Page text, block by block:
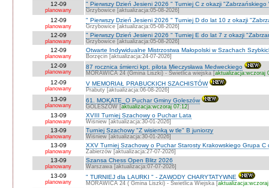
12-09
planowany
" Pierwszy Dzień Jesieni 2026 " Turniej C z okazji "Zabrzańskiego
Grzybowice [aktualizacja:05-08-2026]
12-09
planowany
" Pierwszy Dzień Jesieni 2026 " Turniej D do lat 10 z okazji
Grzybowice [aktualizacja:05-08-2026]
12-09
planowany
" Pierwszy Dzień Jesieni 2026 " Turniej E do lat 7 z okazji
Grzybowice [aktualizacja:05-08-2026]
12-09
planowany
Otwarte Indywidualne Mistrzostwa Małopolski w Szachach
Borzęcin [aktualizacja:24-07-2026]
12-09
planowany
87 rocznica śmierci kpt. pilota Mieczysława Medweckiego
MORAWICA 24 (Gmina Liszki) - Świetlica wiejska [aktualizacja:wczoraj
12-09
planowany
V MEMORIAŁ PRABUCKICH SZACHISTÓW
Prabuty [aktualizacja:06-08-2026]
13-09
planowany
61. MOKATE_O Puchar Gminy Goleszów
GOLESZÓW [aktualizacja:wczoraj 07:12]
13-09
planowany
XVIII Turniej Szachowy o Puchar Lata
Wiśniew [aktualizacja:30-01-2026]
13-09
planowany
Turniej Szachowy "Z wisienką w tle" B juniorzy
Wiśniew [aktualizacja:30-01-2026]
13-09
planowany
XXV Turniej Szachowy o Puchar Starosty Krakowskiego Grupa C
Zabierzów [aktualizacja:27-07-2026]
13-09
planowany
Szansa Chess Open Blitz 2026
Warszawa [aktualizacja:07-07-2026]
13-09
planowany
" TURNIEJ dla LAURKI " - ZAWODY CHARYTATYWNE
MORAWICA 24 ( Gmina Liszki) - Świetlica Wiejska [